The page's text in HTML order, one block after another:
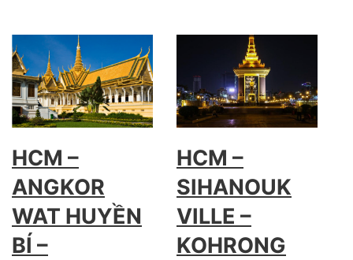
HCM –
ANGKOR
WAT HUYỀN
BÍ –
HCM –
SIHANOUK
VILLE –
KOHRONG